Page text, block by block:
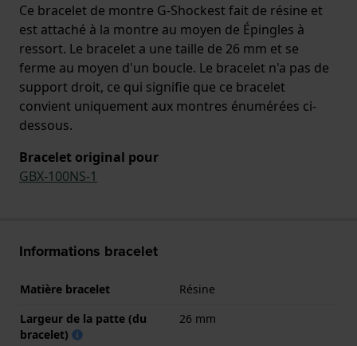
Ce bracelet de montre G-Shockest fait de résine et
est attaché à la montre au moyen de Épingles à
ressort. Le bracelet a une taille de 26 mm et se
ferme au moyen d'un boucle. Le bracelet n'a pas de
support droit, ce qui signifie que ce bracelet
convient uniquement aux montres énumérées ci-
dessous.
Bracelet original pour
GBX-100NS-1
Informations bracelet
Matière bracelet
Résine
Largeur de la patte (du
bracelet)
26 mm